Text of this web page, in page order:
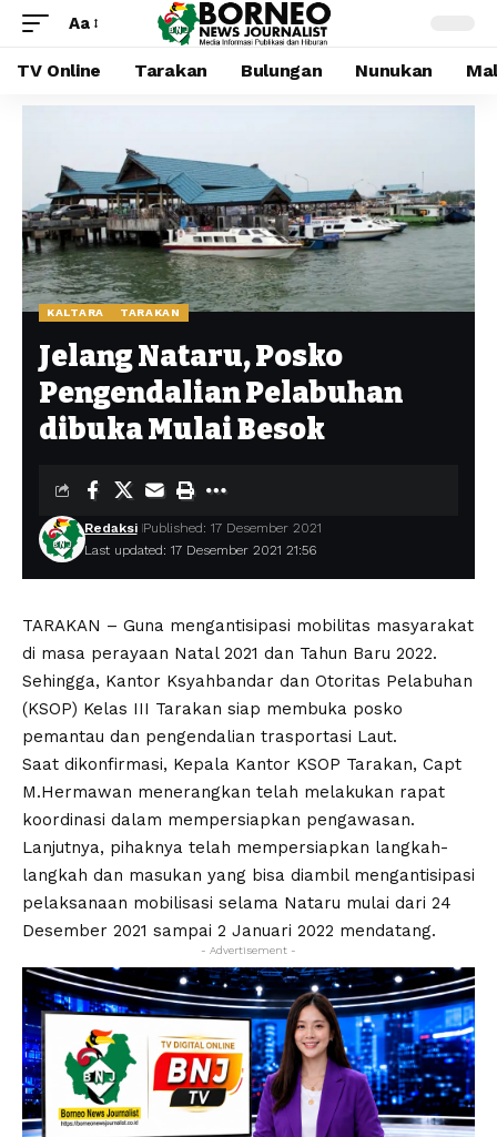
Aa
TV Online Tarakan Bulungan Nunukan
KALTARA TARAKAN
Jelang Nataru, Posko
Pengendalian Pelabuhan
dibuka Mulai Besok
Last updated: 17 Desember 2021 21:56
Redaksi Published: 17 Desember 2021
TARAKAN – Guna mengantisipasi mobilitas masyarakat
di masa perayaan Natal 2021 dan Tahun Baru 2022.
Sehingga, Kantor Ksyahbandar dan Otoritas Pelabuhan
(KSOP) Kelas III Tarakan siap membuka posko
pemantau dan pengendalian trasportasi Laut.
Saat dikonfirmasi, Kepala Kantor KSOP Tarakan, Capt
M.Hermawan menerangkan telah melakukan rapat
koordinasi dalam mempersiapkan pengawasan.
Lanjutnya, pihaknya telah mempersiapkan langkah-
langkah dan masukan yang bisa diambil mengantisipasi
pelaksanaan mobilisasi selama Nataru mulai dari 24
Desember 2021 sampai 2 Januari 2022 mendatang.
- Advertisement -